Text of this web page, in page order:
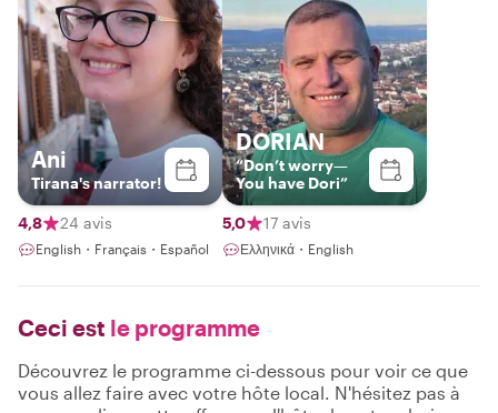
Ani
Tirana's narrator!
4,8 24 avis
English・Français・Español
DORIAN
“Don’t worry—
You have Dori”
5,0 17 avis
Ελληνικά・English
Ceci est le programme
Découvrez le programme ci-dessous pour voir ce que
vous allez faire avec votre hôte local. N'hésitez pas à